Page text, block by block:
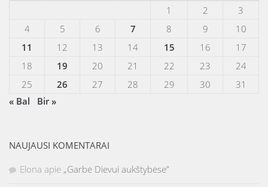
1
2
3
4
5 6 7 8 9
10
11
12 13 14 15 16
17
18
19 20 21 22 23
24
25
26 27 28 29 30
31
« Bal
Bir »
NAUJAUSI KOMENTARAI
Elona apie „Garbė Dievui aukštybėse”